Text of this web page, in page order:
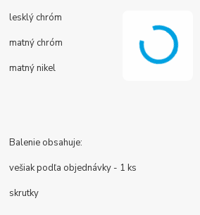
lesklý chróm
matný chróm
matný nikel
Balenie obsahuje:
vešiak podľa objednávky - 1 ks
skrutky